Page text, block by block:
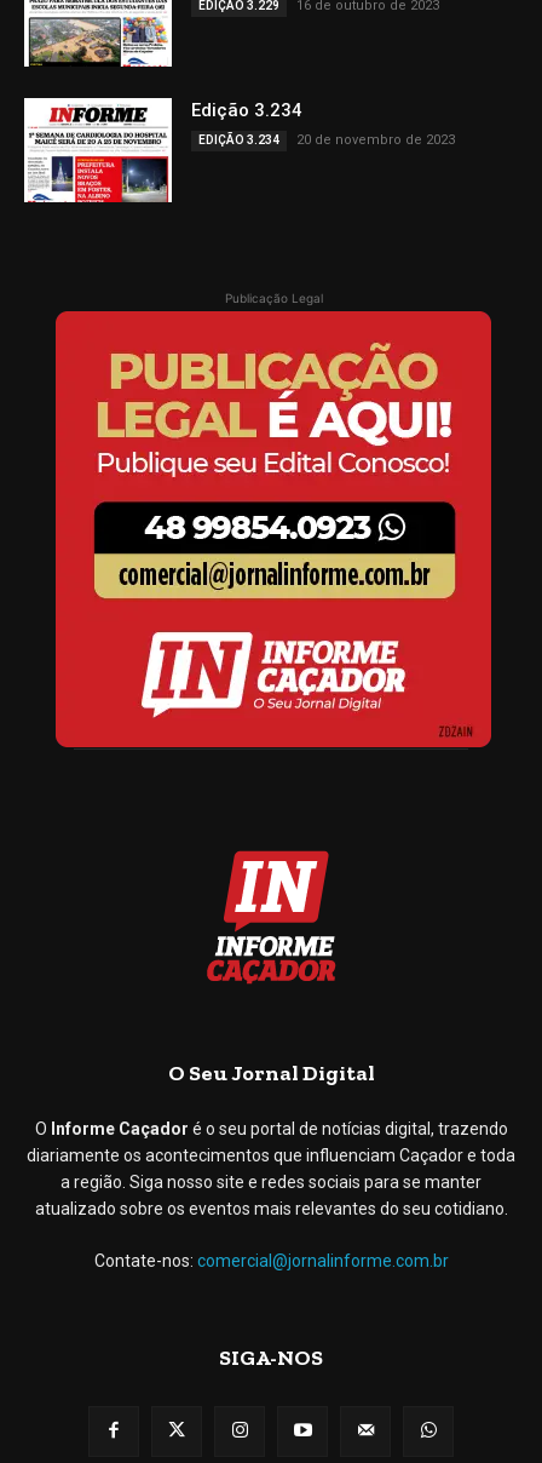
EDIÇÃO 3.229 16 de outubro de 2023
Edição 3.234
EDIÇÃO 3.234 20 de novembro de 2023
Publicação Legal
O Seu Jornal Digital
O Informe Caçador é o seu portal de notícias digital, trazendo
diariamente os acontecimentos que influenciam Caçador e toda
a região. Siga nosso site e redes sociais para se manter
atualizado sobre os eventos mais relevantes do seu cotidiano.
Contate-nos: comercial@jornalinforme.com.br
SIGA-NOS